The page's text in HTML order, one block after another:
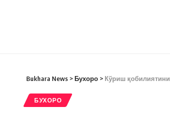
Bukhara News >Бухоро > Кўриш
БУХОРО